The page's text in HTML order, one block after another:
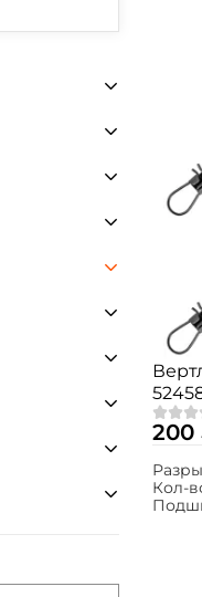
200
Кол-